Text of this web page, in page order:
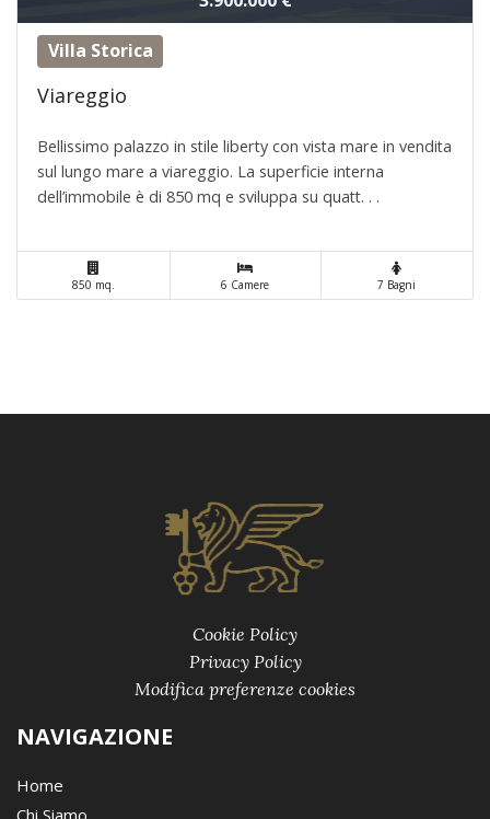
Villa Storica
Viareggio
Bellissimo palazzo in stile liberty con vista mare in vendita
sul lungo mare a viareggio. La superficie interna
dell’immobile è di 850 mq e sviluppa su quatt. . .
850 mq. 6 Camere 7 Bagni
Cookie Policy
Privacy Policy
Modifica preferenze cookies
NAVIGAZIONE
Home